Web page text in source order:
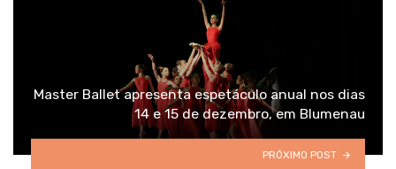
Master Ballet apresenta espetáculo anual nos dias
14 e 15 de dezembro, em Blumenau
PRÓXIMO POST